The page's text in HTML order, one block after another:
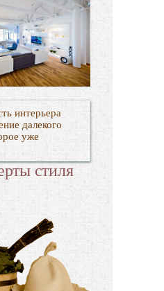
интерьера
далекого
уже
стиля